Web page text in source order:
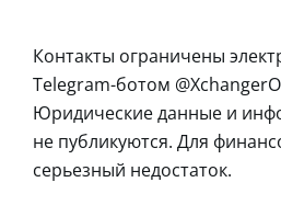
Контакты ограничены
Telegram-ботом
Юридические данные и
не публикуются. Для
серьезный недостаток.